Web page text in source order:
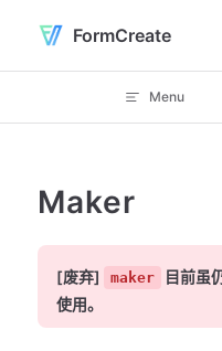
Skip to content
FormCreate
Menu
Maker
[废弃] maker
目前虽
使用。